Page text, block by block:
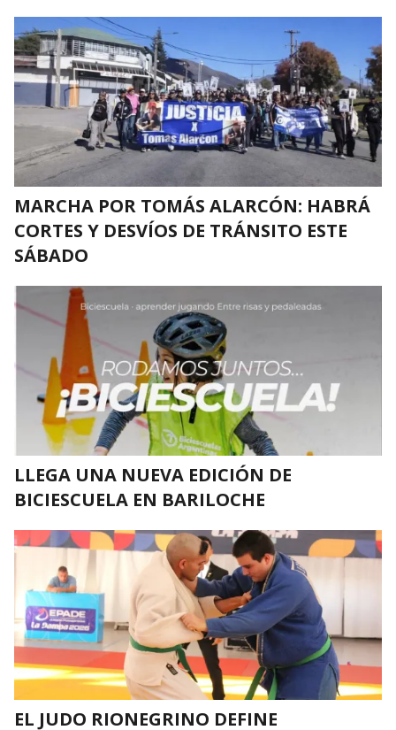
MARCHA POR TOMÁS ALARCÓN: HABRÁ
CORTES Y DESVÍOS DE TRÁNSITO ESTE
SÁBADO
LLEGA UNA NUEVA EDICIÓN DE
BICIESCUELA EN BARILOCHE
EL JUDO RIONEGRINO DEFINE